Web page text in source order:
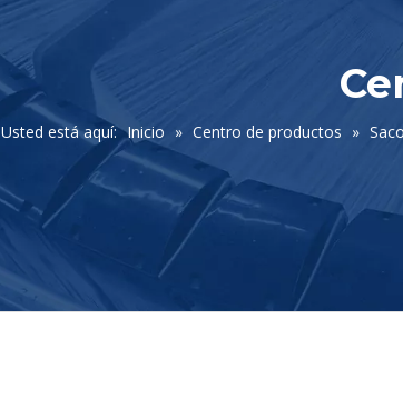
Usted está aquí: Inicio » Centro de productos »